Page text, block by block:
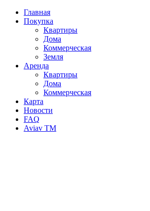
Главная
Покупка
Квартиры
Дома
Коммерческая
Земля
Аренда
Квартиры
Дома
Коммерческая
Карта
Новости
FAQ
Aviav TM